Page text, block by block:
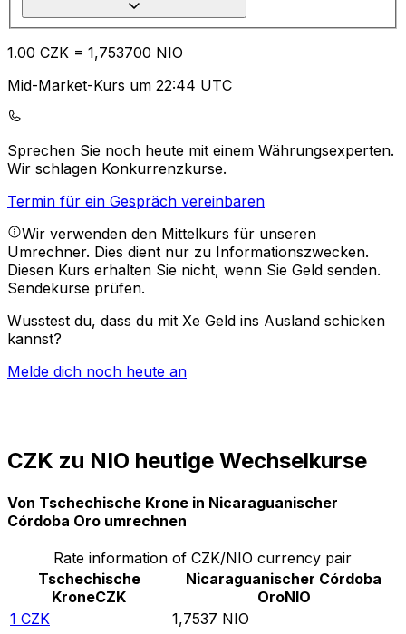
1.00 CZK = 1,753700 NIO
Mid-Market-Kurs um 22:44 UTC
Sprechen Sie noch heute mit einem Währungsexperten.
Wir schlagen Konkurrenzkurse.
Termin für ein Gespräch vereinbaren
Wir verwenden den Mittelkurs für unseren
Umrechner. Dies dient nur zu Informationszwecken.
Diesen Kurs erhalten Sie nicht, wenn Sie Geld senden.
Sendekurse prüfen.
Wusstest du, dass du mit Xe Geld ins Ausland schicken
kannst?
Melde dich noch heute an
CZK zu NIO heutige Wechselkurse
Von Tschechische Krone in Nicaraguanischer
Córdoba Oro umrechnen
Rate information of CZK/NIO currency pair
Tschechische
KroneCZK
Nicaraguanischer Córdoba
OroNIO
1 CZK 1,7537 NIO